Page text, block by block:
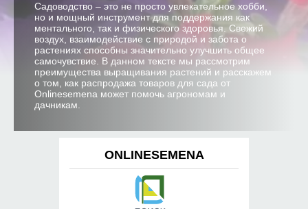
Садоводство – это не просто увлекательное хобби,
но и мощный инструмент для поддержания как
ментального, так и физического здоровья. Свежий
воздух, взаимодействие с природой и забота о
растениях способны значительно улучшить общее
самочувствие. В данном тексте мы рассмотрим
преимущества выращивания растений и расскажем
о том, как распродажа товаров для сада от
Onlinesemena может помочь агрономам и
дачникам.
ONLINESEMENA